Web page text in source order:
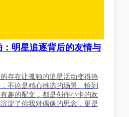
明星追逐背后的友情与
存在让孤独的追星活动变得热
不论是精心挑选的场景、恰到
趣的配文，都是创作小卡的欢
淀了你我对偶像的思念，更是